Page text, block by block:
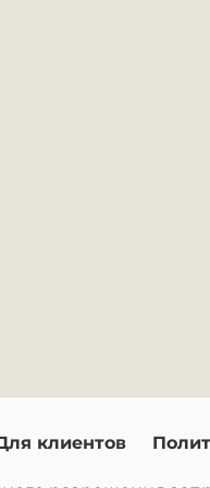
клиентов